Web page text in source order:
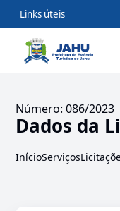
Links úteis
Número: 086/2023
Dados da
InícioServiços